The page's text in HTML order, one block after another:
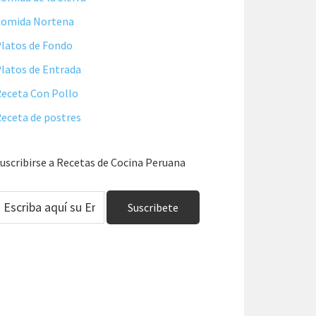
Nortena
de Fondo
de Entrada
Con Pollo
de postres
a Recetas de Cocina Peruana